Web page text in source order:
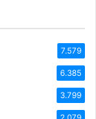
7.579
6.385
3.799